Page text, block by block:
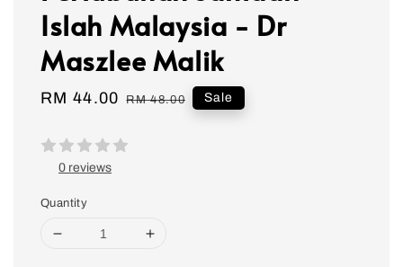
Islah Malaysia - Dr
Maszlee Malik
Sale
RM 44.00 Regular
RM 48.00 Sale
0 reviews
Quantity